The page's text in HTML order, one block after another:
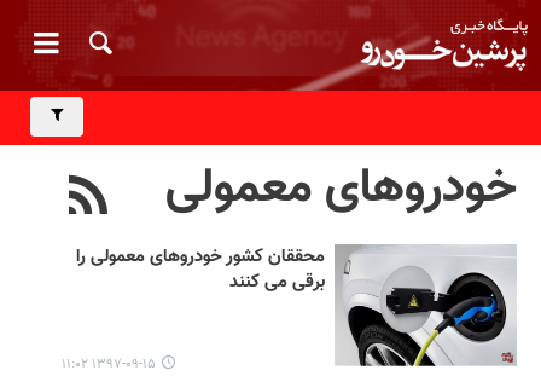
خودروهای معمولی
محققان کشور خودروهای معمولی را
برقی می کنند
۱۳۹۷-۰۹-۱۵ ۱۱:۰۲